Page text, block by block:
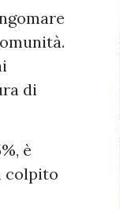
di
è
colpito